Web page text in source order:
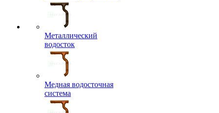
Металлический
водосток
Медная водосточная
система